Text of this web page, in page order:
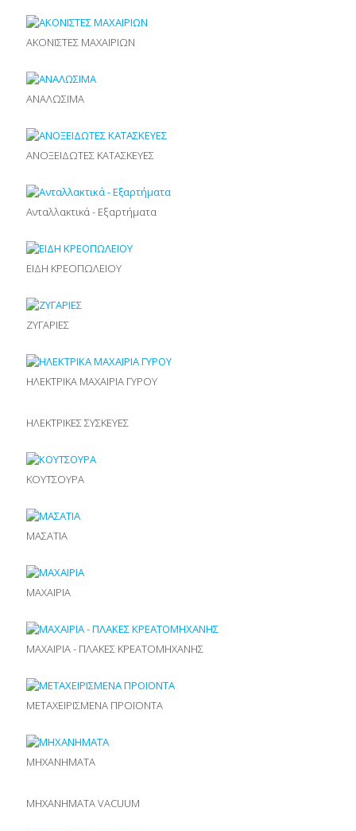
ΑΚΟΝΙΣΤΕΣ ΜΑΧΑΙΡΙΩΝ
ΑΝΑΛΩΣΙΜΑ
ΑΝΟΞΕΙΔΩΤΕΣ ΚΑΤΑΣΚΕΥΕΣ
Ανταλλακτικά - Εξαρτήματα
ΕΙΔΗ ΚΡΕΟΠΩΛΕΙΟΥ
ΖΥΓΑΡΙΕΣ
ΗΛΕΚΤΡΙΚΑ ΜΑΧΑΙΡΙΑ ΓΥΡΟΥ
ΗΛΕΚΤΡΙΚΕΣ ΣΥΣΚΕΥΕΣ
ΚΟΥΤΣΟΥΡΑ
ΜΑΣΑΤΙΑ
ΜΑΧΑΙΡΙΑ
ΜΑΧΑΙΡΙΑ - ΠΛΑΚΕΣ ΚΡΕΑΤΟΜΗΧΑΝΗΣ
ΜΕΤΑΧΕΙΡΙΣΜΕΝΑ ΠΡΟΪΟΝΤΑ
ΜΗΧΑΝΗΜΑΤΑ
ΜΗΧΑΝΗΜΑΤΑ VACUUM